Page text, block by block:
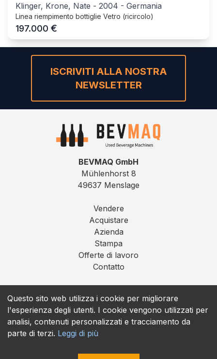
Klinger, Krone, Nate - 2004 - Germania
Linea riempimento bottiglie Vetro (ricircolo)
197.000 €
Questo sito web utilizza i cookie per migliorare
l'esperienza degli utenti. I cookie vengono utilizzati per
analisi, contenuti personalizzati e tracciamento da
parte di terzi. Leggi di più
ISCRIVITI ALLA NOSTRA
NEWSLETTER
BEVMAQ GmbH
Mühlenhorst 8
49637 Menslage
Vendere
Acquistare
Azienda
Stampa
Offerte di lavoro
Contatto
Privacy
T&C
contact@bevmaq.com